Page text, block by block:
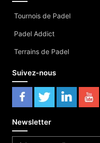
Tournois de Padel
Padel Addict
Terrains de Padel
Suivez-nous
Newsletter